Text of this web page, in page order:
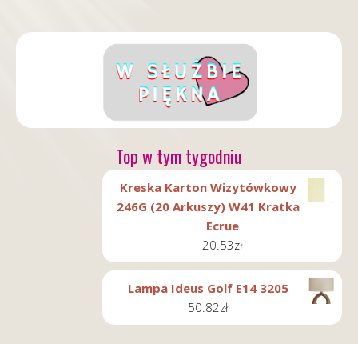
Top w tym tygodniu
Kreska Karton Wizytówkowy
246G (20 Arkuszy) W41 Kratka
Ecrue
20.53zł
Lampa Ideus Golf E14 3205
50.82zł